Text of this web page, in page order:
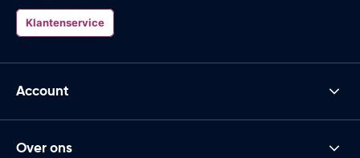
Klantenservice
Account
Over ons